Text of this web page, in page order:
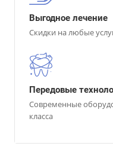
Выгодное лечение
Скидки на любые
Передовые
Современные
класса